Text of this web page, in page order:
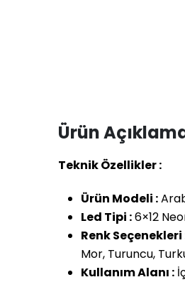
Ürün
Teknik Özellikler :
Ürün Modeli :
Led Tipi :6×12
Renk Seçenekleri
Mor, Turuncu,
Kullanım Alanı :